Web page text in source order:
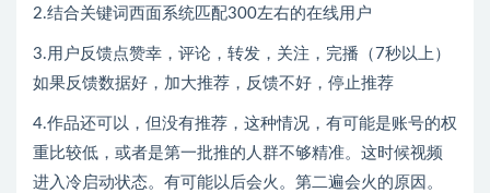
2.结合关键词西面系统匹配300左右的在线用户
3.用户反馈点赞幸，评论，转发，关注，完播（7秒以上）
如果反馈数据好，加大推荐，反馈不好，停止推荐
4.作品还可以，但没有推荐，这种情况，有可能是账号的权
重比较低，或者是第一批推的人群不够精准。这时候视频
进入冷启动状态。有可能以后会火。第二遍会火的原因。